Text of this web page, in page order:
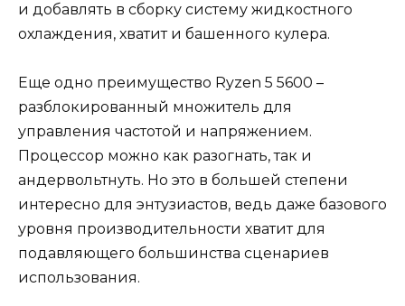
и добавлять в сборку систему жидкостного
охлаждения, хватит и башенного кулера.
Еще одно преимущество Ryzen 5 5600 –
разблокированный множитель для
управления частотой и напряжением.
Процессор можно как разогнать, так и
андервольтнуть. Но это в большей степени
интересно для энтузиастов, ведь даже базового
уровня производительности хватит для
подавляющего большинства сценариев
использования.